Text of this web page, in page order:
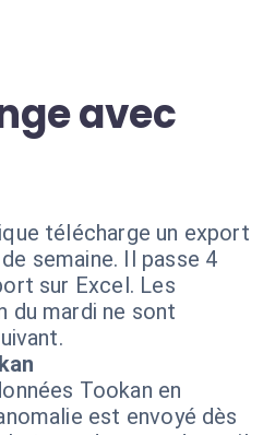
avec
télécharge un export
semaine. Il passe 4
sur Excel. Les
du mardi ne sont
Tookan en
est envoyé dès